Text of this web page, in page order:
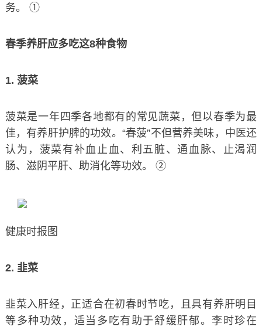
务。 ①
春季养肝应多吃这8种食物
1. 菠菜
菠菜是一年四季各地都有的常见蔬菜，但以春季为最
佳，有养肝护脾的功效。“春菠”不但营养美味，中医还
认为，菠菜有补血止血、利五脏、通血脉、止渴润
肠、滋阴平肝、助消化等功效。 ②
健康时报图
2. 韭菜
韭菜入肝经，正适合在初春时节吃，且具有养肝明目
等多种功效，适当多吃有助于舒缓肝郁。李时珍在